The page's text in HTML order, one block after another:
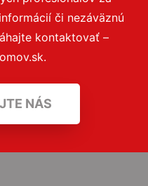
či nezáväznú
kontaktovať –
NÁS